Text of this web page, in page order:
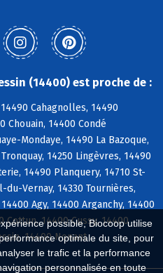
possible, Biocoop utilise
optimale du site, pour
le trafic et la performance
personnalisée en toute
(14400) est proche de :
Cahagnolles, 14490
Chouain, 14400 Condé
Mondaye, 14490 La Bazoque,
14250 Lingèvres, 14490
14490 Planquery, 14710 St-
Vernay, 14330 Tournières,
Agy, 14400 Arganchy, 14400
Cottun, 14400 Cussy, 14400
14400 Nonant